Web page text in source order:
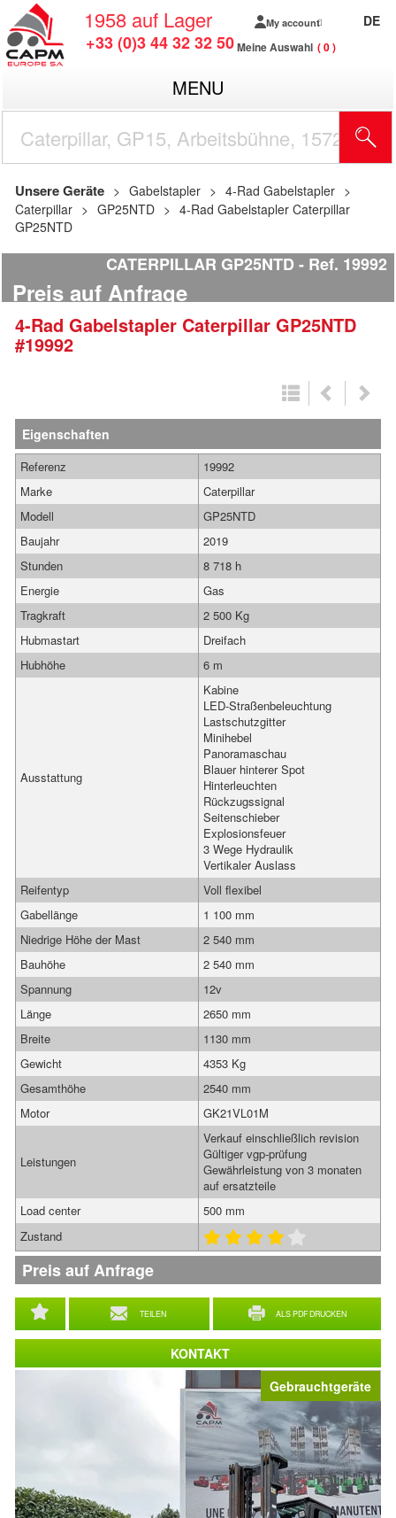
1958 auf Lager
+33 (0)3 44 32 32 50
My account
Meine Auswahl 0
DE
MENU
Unsere Geräte Gabelstapler
4-Rad Gabelstapler
Caterpillar
GP25NTD
4-Rad Gabelstapler Caterpillar
GP25NTD
CATERPILLAR GP25NTD Ref. 19992
Preis auf Anfrage
4-Rad Gabelstapler Caterpillar GP25NTD
#19992
Gebrauchtgeräte
Eigenschaften
TEILEN ALS PDF DRUCKEN
Referenz
19992
Marke
Caterpillar
Modell
GP25NTD
Baujahr
2019
Stunden
8 718 h
Energie
Gas
Tragkraft
2 500 Kg
Hubmastart
Dreifach
Hubhöhe
6 m
Ausstattung
Kabine
LED-Straßenbeleuchtung
Lastschutzgitter
Minihebel
Panoramaschau
Blauer hinterer Spot
Hinterleuchten
Rückzugssignal
Seitenschieber
Explosionsfeuer
3 Wege Hydraulik
Vertikaler Auslass
Reifentyp
Voll flexibel
Gabellänge
1 100 mm
Niedrige Höhe der Mast
2 540 mm
Bauhöhe
2 540 mm
Spannung
12v
Länge
2650 mm
Breite
1130 mm
Gewicht
4353 Kg
Gesamthöhe
2540 mm
Motor
GK21VL01M
Leistungen
Verkauf einschließlich revision
Gültiger vgp-prüfung
Gewährleistung von 3 monaten
auf ersatzteile
Load center
500 mm
Zustand
Preis auf Anfrage
KONTAKT